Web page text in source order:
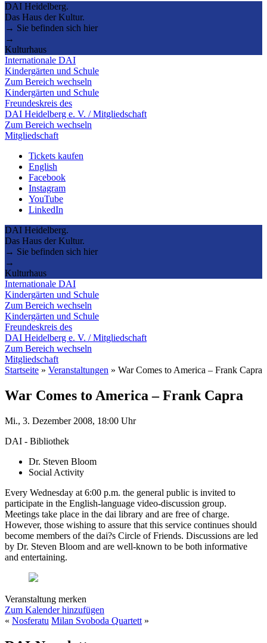
DAI Heidelberg.
Das Haus der Kultur.
→ Sie befinden sich hier
→
Kulturhaus
Internationale DAI
Kindergärten und Schule
Zum Bereich wechseln
Kindergärten und Schule
Freundeskreis des
DAI Heidelberg e. V. / Mitgliedschaft
Zum Bereich wechseln
Mitgliedschaft
Tickets kaufen
English
Facebook
Instagram
YouTube
LinkedIn
DAI Heidelberg.
Das Haus der Kultur.
→ Sie befinden sich hier
→
Kulturhaus
Internationale DAI
Kindergärten und Schule
Zum Bereich wechseln
Kindergärten und Schule
Freundeskreis des
DAI Heidelberg e. V. / Mitgliedschaft
Zum Bereich wechseln
Mitgliedschaft
Startseite » Veranstaltungen » War Comes to America – Frank Capra
War Comes to America – Frank Capra
Mi., 3. Dezember 2008, 18:00 Uhr
DAI - Bibliothek
Dr. Steven Bloom
Social Activity
Every Wednesday at 6:00 p.m. the general public is invited to
participate in the English-language video-discussion group.
Meetings take place in the dai library and are free of charge.
However, those wishing to assure that this service continues should
become members of the dai?s Circle of Friends. Discussions are led
by Dr. Steven Bloom and are well-known to be both informative
and entertaining.
Veranstaltung merken
Zum Kalender hinzufügen
« Nosferatu Milan Svoboda Quartett »